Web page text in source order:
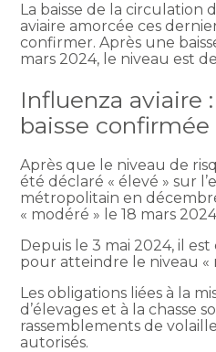
La baisse de la circulation
aviaire amorcée ces
confirmer. Après une
mars 2024, le niveau est
Influenza aviaire
baisse confirmée
Après que le niveau de
été déclaré « élevé » sur
métropolitain en
« modéré » le 18 mars
Depuis le 3 mai 2024, il
pour atteindre le niveau «
Les obligations liées à la
d’élevages et à la chasse
rassemblements de
autorisés.